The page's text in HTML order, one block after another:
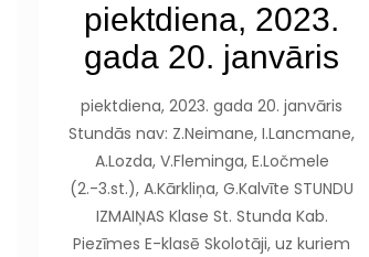
piektdiena, 2023.
gada 20. janvāris
piektdiena, 2023. gada 20. janvāris
Stundās nav: Z.Neimane, I.Lancmane,
A.Lozda, V.Fleminga, E.Ločmele
(2.-3.st.), A.Kārkliņa, G.Kalvīte STUNDU
IZMAIŅAS Klase St. Stunda Kab.
Piezīmes E-klasē Skolotāji, uz kuriem